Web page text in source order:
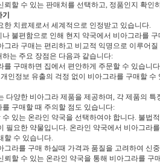
뢰할 수 있는 판매처를 선택하고, 정품인지 확인
한 치료제로서 세계적으로 인정받고 있습니다.
불편함으로 인해 현지 약국에서 비아그라를
그라 구매는 편리하고 비교적 익명으로 이루어
는 주요 장점은 다음과 같습니다:
를 구매하면 집에서 편안하게 주문할 수 있습니
인정보 유출의 걱정 없이 비아그라를 구매할
다양한 비아그라 제품을 제공하며, 각 제품의
구매할 때 주의할 점도 있습니다:
있는 온라인 약국을 선택하여야 합니다. 불
필요한 약물입니다. 온라인 약국에서 비아그
할 수 있습니다.
그라를 구매 하실때 가격과 품질을 고려하여 신
뢰할 수 있는 온라인 약국을 통해 비아그라를 구